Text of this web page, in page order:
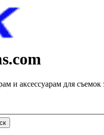
и аксессуарам для съемок